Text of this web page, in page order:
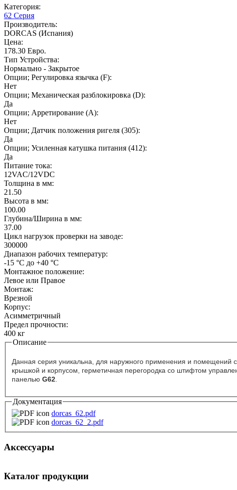
Категория:
62 Серия
Производитель:
DORCAS (Испания)
Цена:
178.30 Евро.
Тип Устройства:
Нормально - Закрытое
Опции; Регулировка язычка (F):
Нет
Опции; Механическая разблокировка (D):
Да
Опции; Арретирование (A):
Нет
Опции; Датчик положения ригеля (305):
Да
Опции; Усиленная катушка питания (412):
Да
Питание тока:
12VAC/12VDC
Толщина в мм:
21.50
Высота в мм:
100.00
Глубина/Ширина в мм:
37.00
Цикл нагрузок проверки на заводе:
300000
Диапазон рабочих температур:
-15 °C до +40 °C
Монтажное положение:
Левое или Правое
Монтаж:
Врезной
Корпус:
Асимметричный
Предел прочности:
400 кг
Описание
Данная серия уникальна, для наружного применения и помещений
крышкой и корпусом, герметичная перегородка со штифтом
панелью G62
Документация
dorcas_62.pdf
dorcas_62.pdf
dorcas_62_2.pdf
dorcas_62_2.pdf
Аксессуары
Каталог продукции